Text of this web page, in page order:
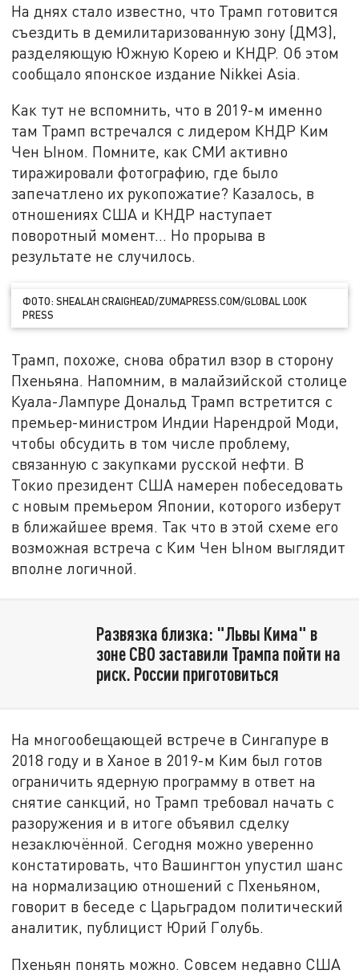
На днях стало известно, что Трамп готовится
съездить в демилитаризованную зону (ДМЗ),
разделяющую Южную Корею и КНДР. Об этом
сообщало японское издание Nikkei Asia.
Как тут не вспомнить, что в 2019-м именно
там Трамп встречался с лидером КНДР Ким
Чен Ыном. Помните, как СМИ активно
тиражировали фотографию, где было
запечатлено их рукопожатие? Казалось, в
отношениях США и КНДР наступает
поворотный момент... Но прорыва в
результате не случилось.
ФОТО: SHEALAH CRAIGHEAD/ZUMAPRESS.COM/GLOBAL LOOK
PRESS
Трамп, похоже, снова обратил взор в сторону
Пхеньяна. Напомним, в малайзийской столице
Куала-Лампуре Дональд Трамп встретится с
премьер-министром Индии Нарендрой Моди,
чтобы обсудить в том числе проблему,
связанную с закупками русской нефти. В
Токио президент США намерен побеседовать
с новым премьером Японии, которого изберут
в ближайшее время. Так что в этой схеме его
возможная встреча с Ким Чен Ыном выглядит
вполне логичной.
Развязка близка: "Львы Кима" в
зоне СВО заставили Трампа пойти на
риск. России приготовиться
На многообещающей встрече в Сингапуре в
2018 году и в Ханое в 2019-м Ким был готов
ограничить ядерную программу в ответ на
снятие санкций, но Трамп требовал начать с
разоружения и в итоге объявил сделку
незаключённой. Сегодня можно уверенно
констатировать, что Вашингтон упустил шанс
на нормализацию отношений с Пхеньяном,
говорит в беседе с Царьградом политический
аналитик, публицист Юрий Голубь.
Пхеньян понять можно. Совсем недавно США